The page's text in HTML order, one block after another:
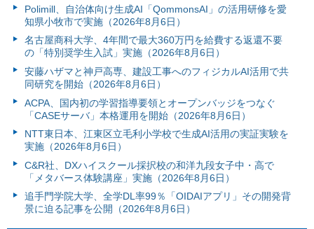
Polimill、自治体向け生成AI「QommonsAI」の活用研修を愛
知県小牧市で実施（2026年8月6日）
名古屋商科大学、4年間で最大360万円を給費する返還不要
の「特別奨学生入試」実施（2026年8月6日）
安藤ハザマと神戸高専、建設工事へのフィジカルAI活用で共
同研究を開始（2026年8月6日）
ACPA、国内初の学習指導要領とオープンバッジをつなぐ
「CASEサーバ」本格運用を開始（2026年8月6日）
NTT東日本、江東区立毛利小学校で生成AI活用の実証実験を
実施（2026年8月6日）
C&R社、DXハイスクール採択校の和洋九段女子中・高で
「メタバース体験講座」実施（2026年8月6日）
追手門学院大学、全学DL率99％「OIDAIアプリ」その開発背
景に迫る記事を公開（2026年8月6日）